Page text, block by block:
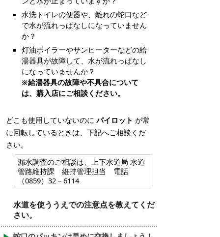
水洗トイレの便器や、離れの蛇口など
で水が流れっぱなしになっていません
か？
灯油ボイラーやサンヒーターなどの給
湯器具が故障して、水が流れっぱなし
になっていませんか？
※給湯器具の故障や不具合について
は、購入店にご相談ください。
どこも使用していないのに パイロット が常
に回転しているときは、下記へご相談くだ
さい。
漏水調査のご相談は、上下水道局 水道
管路維持課 維持管理担当 電話
（0859）32－6114
水道を使ううえでの注意点を教えてくだ
さい。